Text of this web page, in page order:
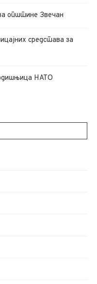
општине Звечан
средстава за
НАТО